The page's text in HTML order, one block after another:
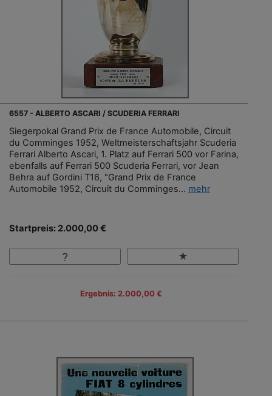
6557 - ALBERTO ASCARI / SCUDERIA FERRARI
Siegerpokal Grand Prix de France Automobile, Circuit
du Comminges 1952, Weltmeisterschaftsjahr Scuderia
Ferrari Alberto Ascari, 1. Platz auf Ferrari 500 vor Farina,
ebenfalls auf Ferrari 500 Scuderia Ferrari, vor Jean
Behra auf Gordini T16, "Grand Prix de France
Automobile 1952, Circuit du Comminges... mehr
Startpreis: 2.000,00 €
Ergebnis: 2.000,00 €